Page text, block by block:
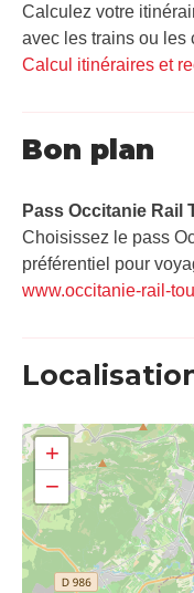
Calculez votre
avec les trains ou les
Calcul itinéraires et
Bon plan
Pass Occitanie Rail
Choisissez le pass
préférentiel pour
www.occitanie-rail-
+
−